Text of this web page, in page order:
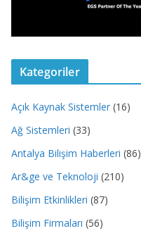
Kategoriler
Açık Kaynak Sistemler (16)
Ağ Sistemleri (33)
Antalya Bilişim Haberleri (86)
Ar&ge ve Teknoloji (210)
Bilişim Etkinlikleri (87)
Bilişim Firmaları (56)